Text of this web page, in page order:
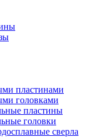
пластинами
головками
пластины
головки
сверла